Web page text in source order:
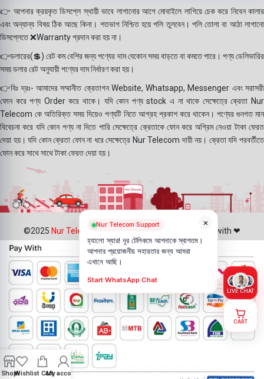
👉 আপনার ক্রয়কৃত ডিসপ্লে স্থায়ী ভাবে লাগানোর আগে মোবাইলে লাগিয়ে চেক করে নিবেন কালার
এবং অন্যান্য বিষয় ঠিক আছে কিনা। শতভাগ নিশ্চিত হয়ে পলি তুলবেন। পলি তোলা বা আঠা লাগানো
ডিসপ্লেতে ❌Warranty প্রদান করা হয় না।
👉ডলারের(💲) রেট কম বেশির জন্য পণ্যের দাম যেকোন সময় বাড়তে বা কমতে পারে। পণ্য ডেলিভারির
সময় ডলার রেট অনুযায়ী পণ্যের দাম নির্ধারণ করা হয়।
👉বিঃ দ্রঃ- আমাদের সম্মানীত ক্রেতাগন Website, Whatsapp, Messenger এবং সরাসরী
ফোন করে পণ্য Order করে থাকে। যদি কোন পণ্য stock এ না থাকে সেক্ষেত্রে ক্রেতা Nur
Telecom কে অতিরিক্ত সময় দিয়েও পণ্যটি নিতে আগ্রহ প্রকাশ করে থাকেন। পণ্যের গুনগত মান
বিবেচনা করে যদি কোন পণ্য না দিতে পারি সেক্ষেত্রে ক্রেতাকে ফোন করে অগ্রিম নেওয়া টাকা ফেরত
দেয়া হয়। যদি কোন ক্রেতা ফোন না ধরে সেক্ষেত্রে Nur Telecom দায়ী নয়। ক্রেতা যদি পরবর্তীতে
ফোন করে সাথে সাথে টাকা ফেরত দেয়া হয়।
©2025 Nur Telecom - All Rights Reserved || Created with ❤
ShopWishlist CartMy account
×
Nur Telecom Support
হ্যালো স্যার! নূর টেলিকমে আপনাকে স্বাগতম।
আপনার প্রয়োজনীয় সহায়তার জন্য আমরা
এখানে আছি।
Start WhatsApp Chat
LIVE CHAT
CART